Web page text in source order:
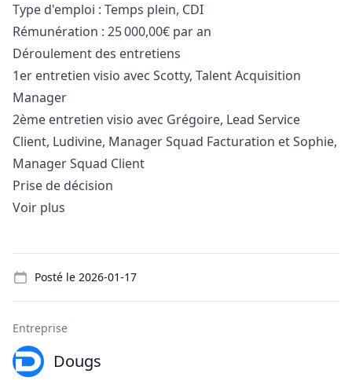
Type d'emploi : Temps plein, CDI
Rémunération : 25 000,00€ par an
Déroulement des entretiens
1er entretien visio avec Scotty, Talent Acquisition
Manager
2ème entretien visio avec Grégoire, Lead Service
Client, Ludivine, ManagerSquad Facturation et Sophie,
ManagerSquad Client
Prise de décision
Voir plus
Posté le 2026-01-17
Entreprise
Dougs